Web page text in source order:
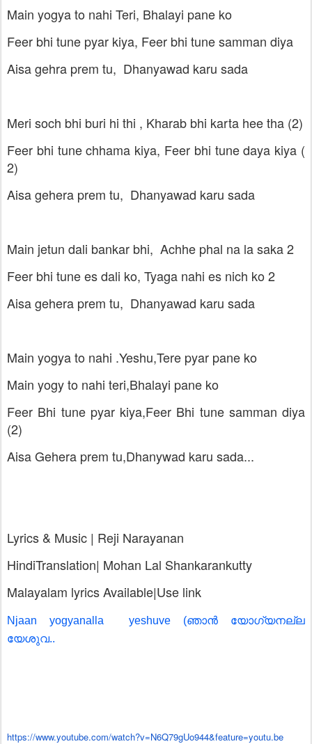
Main yogya to nahi Teri, Bhalayi pane ko
Feer bhi tune pyar kiya, Feer bhi tune samman diya
Aisa gehra prem tu, Dhanyawad karu sada
Meri soch bhi buri hi thi , Kharab bhi karta hee tha (2)
Feer bhi tune chhama kiya, Feer bhi tune daya kiya (
2)
Aisa gehera prem tu, Dhanyawad karu sada
Main jetun dali bankar bhi, Achhe phal na la saka 2
Feer bhi tune es dali ko, Tyaga nahi es nich ko 2
Aisa gehera prem tu, Dhanyawad karu sada
Main yogya to nahi .Yeshu,Tere pyar pane ko
Main yogy to nahi teri,Bhalayi pane ko
Feer Bhi tune pyar kiya,Feer Bhi tune samman diya
(2)
Aisa Gehera prem tu,Dhanywad karu sada...
Lyrics & Music | Reji Narayanan
HindiTranslation| Mohan Lal Shankarankutty
Malayalam lyrics Available|Use link
Njaan‍ yogyanalla yeshuve (ഞാന്‍ യോഗ്യനല്ല
യേശുവ..
https://www.youtube.com/watch?v=N6Q79gUo944&feature=youtu.be